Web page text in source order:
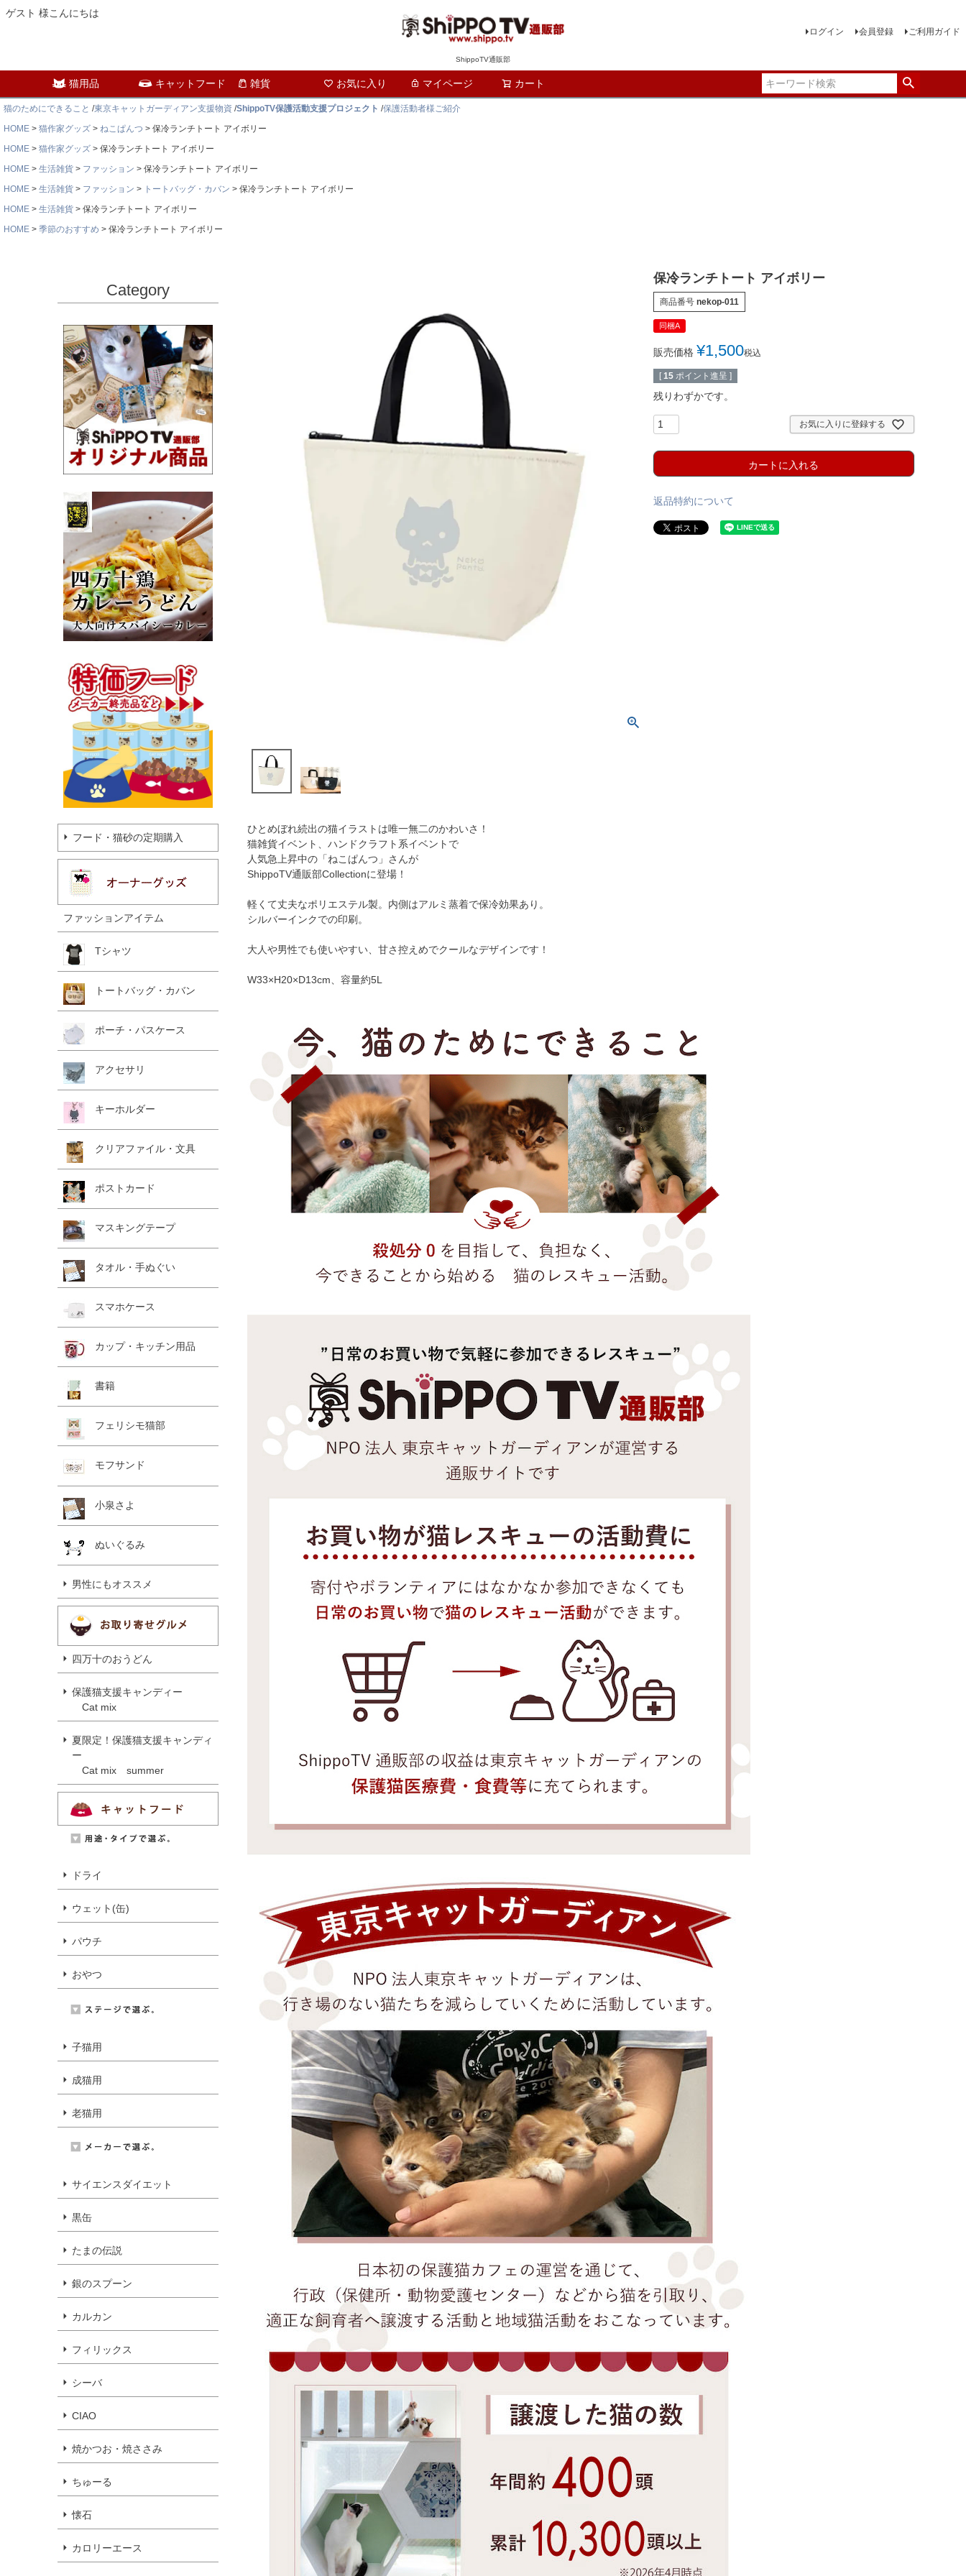
ゲスト 様こんにちは
ShippoTV通販部
ログイン 会員登録 ご利用ガイド
猫用品 キャットフード 雑貨 お気に入り マイページ カート検索
猫のためにできること /東京キャットガーディアン支援物資 /ShippoTV保護活動支援プロジェクト /保護活動者様ご紹介
HOME
猫作家グッズ ねこぱんつ
保冷ランチトート アイボリー
HOME
猫作家グッズ
保冷ランチトート アイボリー
HOME
生活雑貨 ファッション
保冷ランチトート アイボリー
HOME
生活雑貨 ファッション トートバッグ・カバン
保冷ランチトート アイボリー
HOME
生活雑貨
保冷ランチトート アイボリー
HOME
季節のおすすめ 保冷ランチトート アイボリー
Category
フード・猫砂の定期購入
ファッションアイテム
Tシャツ
トートバッグ・カバン
ポーチ・パスケース
アクセサリ
キーホルダー
クリアファイル・文具
ポストカード
マスキングテープ
タオル・手ぬぐい
スマホケース
カップ・キッチン用品
書籍
フェリシモ猫部
モフサンド
小泉さよ
ぬいぐるみ
男性にもオススメ
四万十のおうどん
保護猫支援キャンディー
Cat mix
夏限定！保護猫支援キャンディ
ー
Cat mix summer
ドライ
ウェット(缶)
パウチ
おやつ
子猫用
成猫用
老猫用
サイエンスダイエット
黒缶
たまの伝説
銀のスプーン
カルカン
フィリックス
シーバ
CIAO
焼かつお・焼ささみ
ちゅーる
懐石
カロリーエース
ひとめぼれ続出の猫イラストは唯一無二のかわいさ！
猫雑貨イベント、ハンドクラフト系イベントで
人気急上昇中の「ねこぱんつ」さんが
ShippoTV通販部Collectionに登場！
軽くて丈夫なポリエステル製。内側はアルミ蒸着で保冷効果あり。
シルバーインクでの印刷。
大人や男性でも使いやすい、甘さ控えめでクールなデザインです！
W33×H20×D13cm、容量約5L
保冷ランチトート アイボリー
商品番号 nekop-011
同梱A
販売価格 ¥1,500税込
[ 15 ポイント進呈 ]
残りわずかです。
お気に入りに登録する
カートに入れる
返品特約について